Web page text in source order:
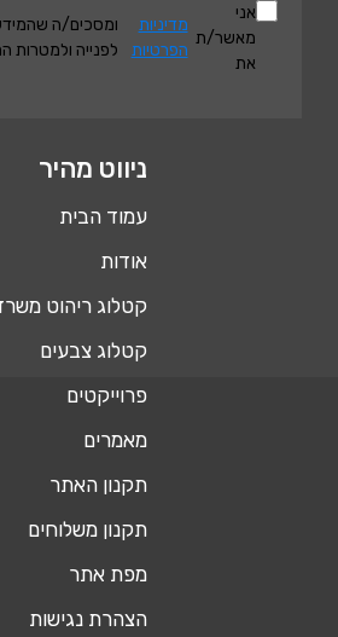
אני
מאשר/ת
את
מדיניות
הפרטיות
ומסכים/ה
לפנייה ולמטרות
ניווט מהיר
עמוד הבית
אודות
קטלוג ריהוט
קטלוג צבעים
פרוייקטים
מאמרים
תקנון האתר
תקנון משלוחים
מפת אתר
הצהרת נגישות